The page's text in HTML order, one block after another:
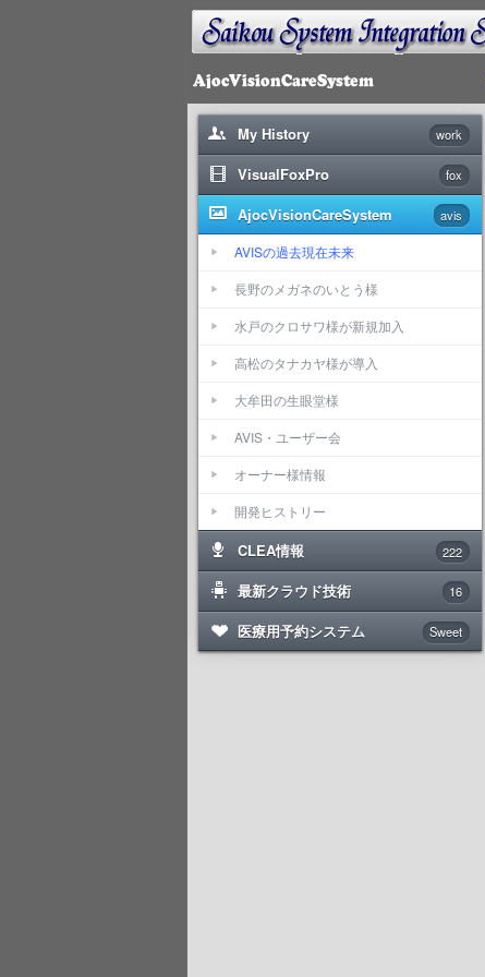
My History work
VisualFoxPro fox
AjocVisionCareSystem avis
AVISの過去現在未来
長野のメガネのいとう様
水戸のクロサワ様が新規加入
高松のタナカヤ様が導入
大牟田の生眼堂様
AVIS・ユーザー会
オーナー様情報
開発ヒストリー
CLEA情報 222
最新クラウド技術 16
医療用予約システム Sweet